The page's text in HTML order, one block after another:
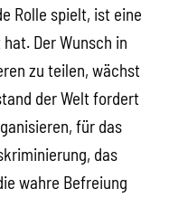
Rolle spielt, ist eine
Der Wunsch in
zu teilen, wächst
der Welt fordert
für das
das
wahre Befreiung